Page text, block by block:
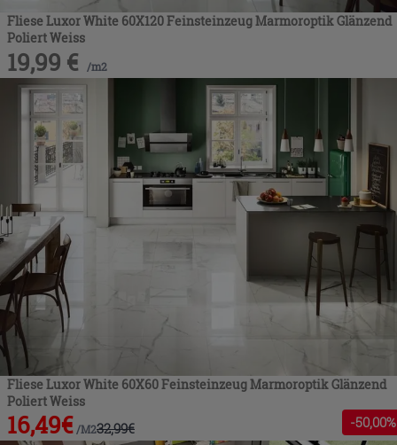
Fliese Luxor White 60X120 Feinsteinzeug Marmoroptik Glänzend
Poliert Weiss
19,99 € /m2
Fliese Luxor White 60X60 Feinsteinzeug Marmoroptik Glänzend
Poliert Weiss
16,49€ /M232,99€ -50,00%